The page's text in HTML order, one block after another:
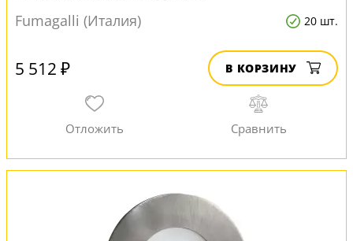
Fumagalli (Италия)
20 шт.
5 512 ₽ В КОРЗИНУ